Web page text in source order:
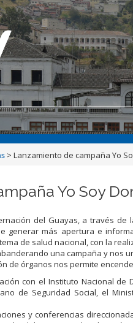
>Lanzamiento de campaña Yo
Yo Soy
del Guayas, a través de
de generar más apertura e
de salud nacional, con la
una campaña y nos
de órganos nos permite
con el Instituto Nacional de
de Seguridad Social, el
y conferencias